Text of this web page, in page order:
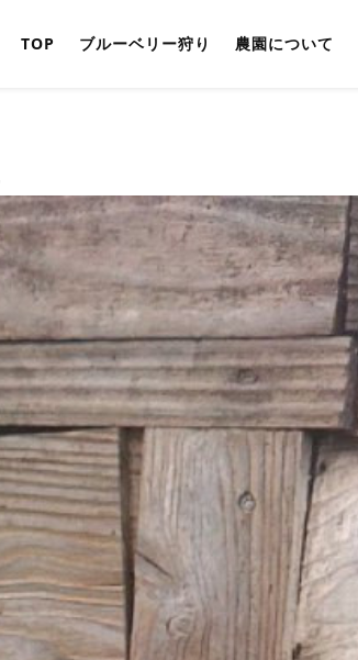
TOP ブルーベリー狩り 農園について